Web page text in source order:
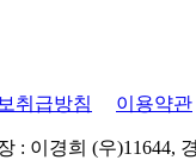
취급방침 이용약관
: 이경희 (우)11644,